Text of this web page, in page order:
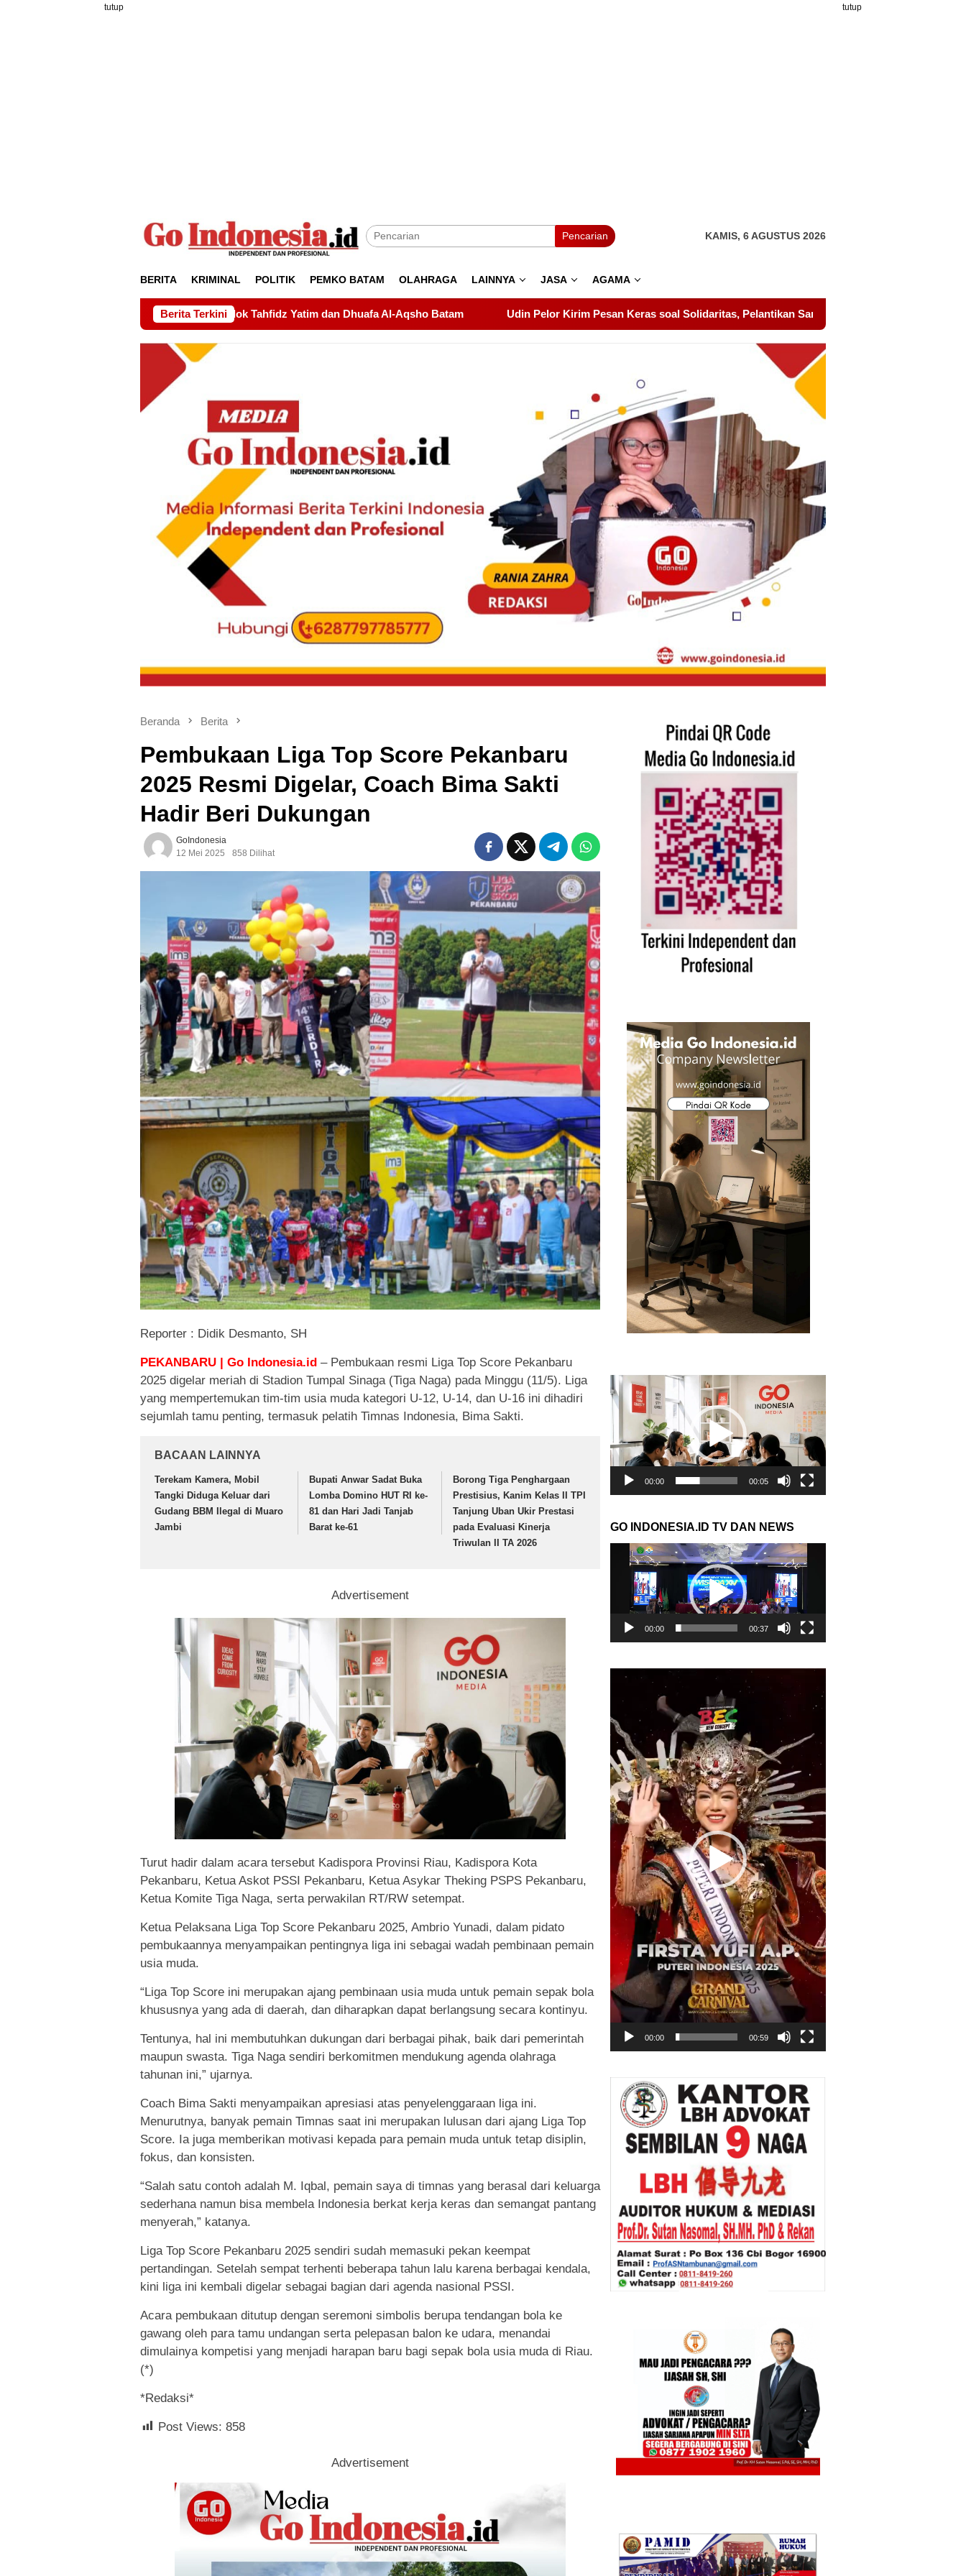
tutup tutup
Pencarian KAMIS, 6 AGUSTUS 2026
BERITA KRIMINAL POLITIK PEMKO BATAM OLAHRAGA LAINNYA JASA AGAMA
Berita Terkini
Pondok Tahfidz Yatim dan Dhuafa Al-Aqsho Batam Udin Pelor Kirim Pesan Keras soal Solidaritas, Pelantikan Sambang Gagak Hitam Jadi Sinyal Kekuatan Baru
Beranda Berita
Pembukaan Liga Top Score Pekanbaru
2025 Resmi Digelar, Coach Bima Sakti
Hadir Beri Dukungan
GoIndonesia
12 Mei 2025
858 Dilihat
Reporter : Didik Desmanto, SH
PEKANBARU | Go Indonesia.id – Pembukaan resmi Liga Top Score Pekanbaru
2025 digelar meriah di Stadion Tumpal Sinaga (Tiga Naga) pada Minggu (11/5). Liga
yang mempertemukan tim-tim usia muda kategori U-12, U-14, dan U-16 ini dihadiri
sejumlah tamu penting, termasuk pelatih Timnas Indonesia, Bima Sakti.
BACAAN LAINNYA
Terekam Kamera, Mobil
Tangki Diduga Keluar dari
Gudang BBM Ilegal di Muaro
Jambi
Bupati Anwar Sadat Buka
Lomba Domino HUT RI ke-
81 dan Hari Jadi Tanjab
Barat ke-61
Borong Tiga Penghargaan
Prestisius, Kanim Kelas II TPI
Tanjung Uban Ukir Prestasi
pada Evaluasi Kinerja
Triwulan II TA 2026
Advertisement
Turut hadir dalam acara tersebut Kadispora Provinsi Riau, Kadispora Kota
Pekanbaru, Ketua Askot PSSI Pekanbaru, Ketua Asykar Theking PSPS Pekanbaru,
Ketua Komite Tiga Naga, serta perwakilan RT/RW setempat.
Ketua Pelaksana Liga Top Score Pekanbaru 2025, Ambrio Yunadi, dalam pidato
pembukaannya menyampaikan pentingnya liga ini sebagai wadah pembinaan pemain
usia muda.
“Liga Top Score ini merupakan ajang pembinaan usia muda untuk pemain sepak bola
khususnya yang ada di daerah, dan diharapkan dapat berlangsung secara kontinyu.
Tentunya, hal ini membutuhkan dukungan dari berbagai pihak, baik dari pemerintah
maupun swasta. Tiga Naga sendiri berkomitmen mendukung agenda olahraga
tahunan ini,” ujarnya.
Coach Bima Sakti menyampaikan apresiasi atas penyelenggaraan liga ini.
Menurutnya, banyak pemain Timnas saat ini merupakan lulusan dari ajang Liga Top
Score. Ia juga memberikan motivasi kepada para pemain muda untuk tetap disiplin,
fokus, dan konsisten.
“Salah satu contoh adalah M. Iqbal, pemain saya di timnas yang berasal dari keluarga
sederhana namun bisa membela Indonesia berkat kerja keras dan semangat pantang
menyerah,” katanya.
Liga Top Score Pekanbaru 2025 sendiri sudah memasuki pekan keempat
pertandingan. Setelah sempat terhenti beberapa tahun lalu karena berbagai kendala,
kini liga ini kembali digelar sebagai bagian dari agenda nasional PSSI.
Acara pembukaan ditutup dengan seremoni simbolis berupa tendangan bola ke
gawang oleh para tamu undangan serta pelepasan balon ke udara, menandai
dimulainya kompetisi yang menjadi harapan baru bagi sepak bola usia muda di Riau.
(*)
*Redaksi*
Post Views: 858
Advertisement
Pemutar
Video
00:00 00:05
GO INDONESIA.ID TV DAN NEWS
Pemutar
Video
00:00 00:37
Pemutar
00:00 00:59